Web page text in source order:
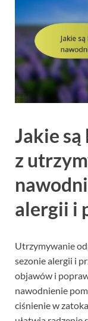
Jakie
z
alergii i
Utrzymywanie
sezonie alergii i
objawów i
nawodnienie
ciśnienie w